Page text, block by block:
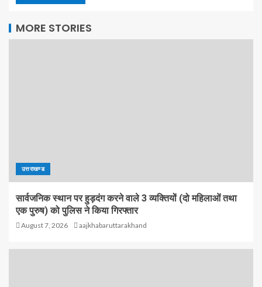
MORE STORIES
उत्तराखण्ड
सार्वजनिक स्थान पर हुड़दंग करने वाले 3 व्यक्तियों (दो महिलाओं तथा
एक पुरुष) को पुलिस ने किया गिरफ्तार
August 7, 2026 aajkhabaruttarakhand